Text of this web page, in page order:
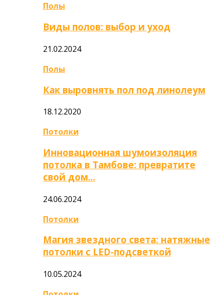
Полы
Виды полов: выбор и уход
21.02.2024
Полы
Как выровнять пол под линолеум
18.12.2020
Потолки
Инновационная шумоизоляция
потолка в Тамбове: превратите
свой дом…
24.06.2024
Потолки
Магия звездного света: натяжные
потолки с LED-подсветкой
10.05.2024